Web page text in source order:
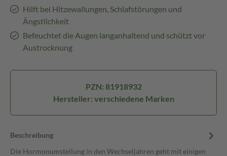
Hilft bei Hitzewallungen, Schlafstörungen und
Ängstlichkeit
Befeuchtet die Augen langanhaltend und schützt vor
Austrocknung
PZN: 81918932
Hersteller: verschiedene Marken
Beschreibung
Die Hormonumstellung in den Wechseljahren geht mit einigen